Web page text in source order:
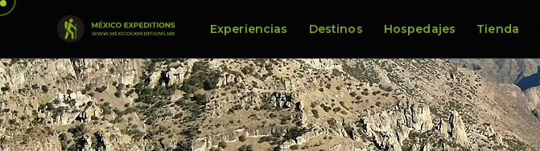
Experiencias Destinos Hospedajes Tienda